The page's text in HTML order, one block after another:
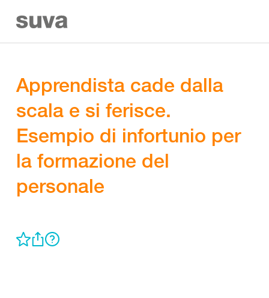
Apprendista cade dalla
scala e si ferisce.
Esempio di infortunio per
la formazione del
personale